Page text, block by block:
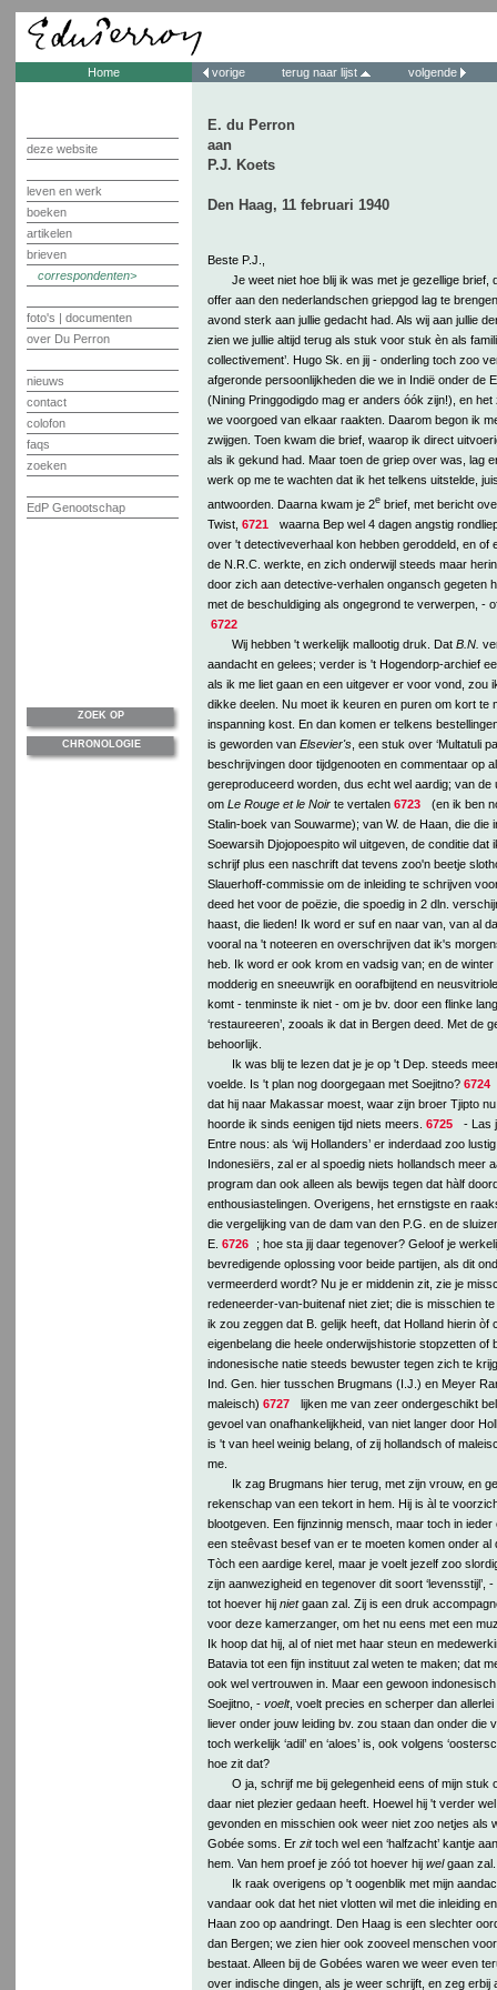
Home
deze website
leven en werk
boeken
artikelen
brieven
correspondenten
foto's | documenten
over Du Perron
nieuws
contact
colofon
faqs
zoeken
EdP Genootschap
vorige terug naar lijst volgende
E. du Perron
aan
P.J. Koets
Den Haag, 11 februari 1940
Beste P.J.,
Je weet niet hoe blij ik was met je gezellige brief,
offer aan den nederlandschen griepgod lag te
avond sterk aan jullie gedacht had. Als wij aan jullie
zien we jullie altijd terug als stuk voor stuk èn als
collectivement’. Hugo Sk. en jij - onderling toch zoo
afgeronde persoonlijkheden die we in Indië onder de
(Nining Pringgodigdo mag er anders óók zijn!), en
we voorgoed van elkaar raakten. Daarom begon ik
zwijgen. Toen kwam die brief, waarop ik direct
als ik gekund had. Maar toen de griep over was, lag
werk op me te wachten dat ik het telkens uitstelde,
antwoorden. Daarna kwam je 2ebrief, met bericht
Twist, 6721
waarna Bep wel 4 dagen angstig
over 't detectiveverhaal kon hebben geroddeld, en of
de N.R.C. werkte, en zich onderwijl steeds maar
door zich aan detective-verhalen ongansch gegeten
met de beschuldiging als ongegrond te verwerpen, -
6722
Wij hebben 't werkelijk mallootig druk. Dat B.N.
aandacht en gelees; verder is 't Hogendorp-archief
als ik me liet gaan en een uitgever er voor vond, zou
dikke deelen. Nu moet ik keuren en puren om kort te
inspanning kost. En dan komen er telkens
is geworden van Elsevier's, een stuk over ‘Multatuli
beschrijvingen door tijdgenooten en commentaar op
gereproduceerd worden, dus echt wel aardig; van de
om Le Rouge et le Noirte vertalen 6723
(en ik ben
Stalin-boek van Souwarme); van W. de Haan, die die
Soewarsih Djojopoespito wil uitgeven, de conditie dat
schrijf plus een naschrift dat tevens zoo'n beetje
Slauerhoff-commissie om de inleiding te schrijven
deed het voor de poëzie, die spoedig in 2 dln.
haast, die lieden! Ik word er suf en naar van, van al
vooral na 't noteeren en overschrijven dat ik's
heb. Ik word er ook krom en vadsig van; en de winter
modderig en sneeuwrijk en oorafbijtend en
komt - tenminste ik niet - om je bv. door een flinke
‘restaureeren’, zooals ik dat in Bergen deed. Met de
behoorlijk.
Ik was blij te lezen dat je je op 't Dep. steeds
voelde. Is 't plan nog doorgegaan met Soejitno? 6724
dat hij naar Makassar moest, waar zijn broer Tjipto
hoorde ik sinds eenigen tijd niets meers. 6725
- Las
Entre nous: als ‘wij Hollanders’ er inderdaad zoo
Indonesiërs, zal er al spoedig niets hollandsch meer
program dan ook alleen als bewijs tegen dat hàlf
enthousiastelingen. Overigens, het ernstigste en
die vergelijking van de dam van den P.G. en de
E. 6726
; hoe sta jij daar tegenover? Geloof je
bevredigende oplossing voor beide partijen, als dit
vermeerderd wordt? Nu je er middenin zit, zie je
redeneerder-van-buitenaf niet ziet; die is misschien
ik zou zeggen dat B. gelijk heeft, dat Holland hierin òf
eigenbelang die heele onderwijshistorie stopzetten of
indonesische natie steeds bewuster tegen zich te
Ind. Gen. hier tusschen Brugmans (I.J.) en Meyer
maleisch) 6727
lijken me van zeer ondergeschikt
gevoel van onafhankelijkheid, van niet langer door
is 't van heel weinig belang, of zij hollandsch of
me.
Ik zag Brugmans hier terug, met zijn vrouw, en
rekenschap van een tekort in hem. Hij is àl te
blootgeven. Een fijnzinnig mensch, maar toch in
een steêvast besef van er te moeten komen onder al
Tòch een aardige kerel, maar je voelt jezelf zoo
zijn aanwezigheid en tegenover dit soort ‘levensstijl’,
tot hoever hij nietgaan zal. Zij is een druk
voor deze kamerzanger, om het nu eens met een
Ik hoop dat hij, al of niet met haar steun en
Batavia tot een fijn instituut zal weten te maken; dat
ook wel vertrouwen in. Maar een gewoon
Soejitno, - voelt, voelt precies en scherper dan allerlei
liever onder jouw leiding bv. zou staan dan onder die
toch werkelijk ‘adil’ en ‘aloes’ is, ook volgens
hoe zit dat?
O ja, schrijf me bij gelegenheid eens of mijn stuk
daar niet plezier gedaan heeft. Hoewel hij 't verder
gevonden en misschien ook weer niet zoo netjes als
Gobée soms. Er zittoch wel een ‘halfzacht’ kantje
hem. Van hem proef je zóó tot hoever hij welgaan zal.
Ik raak overigens op 't oogenblik met mijn
vandaar ook dat het niet vlotten wil met die inleiding
Haan zoo op aandringt. Den Haag is een slechter
dan Bergen; we zien hier ook zooveel menschen
bestaat. Alleen bij de Gobées waren we weer even
over indische dingen, als je weer schrijft, en zeg erbij
ZOEK OP
CHRONOLOGIE